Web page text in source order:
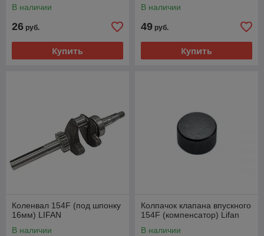
В наличии
26 руб.
Купить
В наличии
49 руб.
Купить
Коленвал 154F (под шпонку
16мм) LIFAN
В наличии
Колпачок клапана впускного
154F (компенсатор) Lifan
В наличии